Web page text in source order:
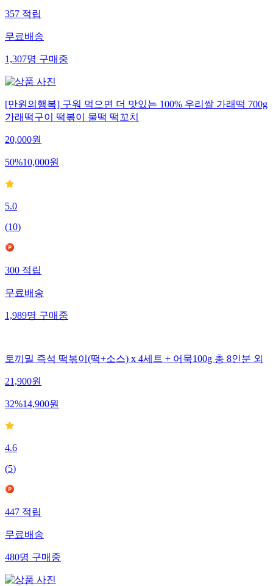
357적립
무료배송
1,307명구매중
[만원의행복] 구워 먹으면 더 맛있는 100% 우리쌀 가래떡 700g
가래떡구이 떡볶이 물떡 떡꼬치
20,000원
50%10,000원
5.0
(10)
300적립
무료배송
1,989명구매중
토끼밀 즉석 떡볶이(떡+소스) x 4세트 + 어묵100g 총 8인분 외
21,900원
32%14,900원
4.6
(5)
447적립
무료배송
480명구매중